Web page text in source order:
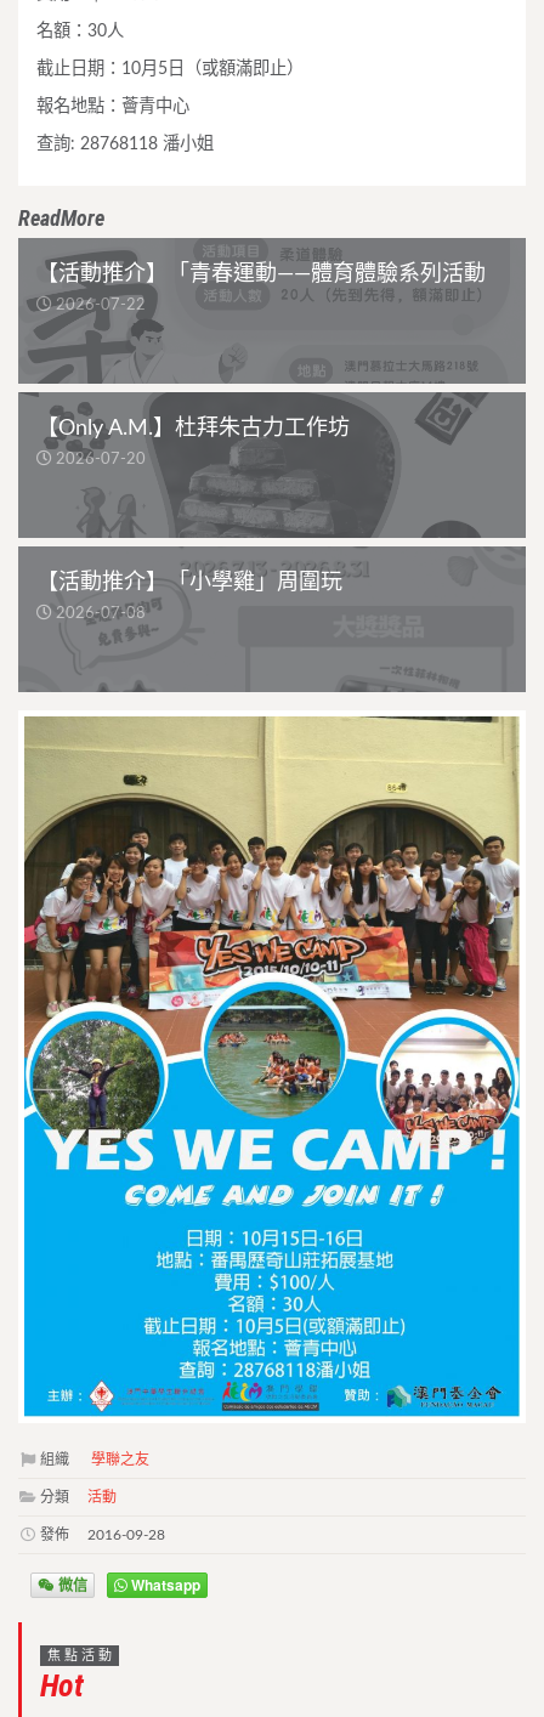
名額：30人
截止日期：10月5日（或額滿即止）
報名地點：薈青中心
查詢: 28768118 潘小姐
ReadMore
【活動推介】「青春運動——體育體驗系列活動
2026-07-22
【Only A.M.】杜拜朱古力工作坊
2026-07-20
【活動推介】「小學雞」周圍玩
2026-07-08
組織 學聯之友
分類 活動
發佈 2016-09-28
微信 Whatsapp
焦點活動
Hot